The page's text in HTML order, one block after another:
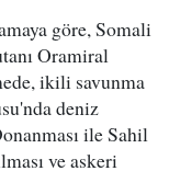
göre, Somali
Oramiral
ikili savunma
deniz
ile Sahil
ve askeri